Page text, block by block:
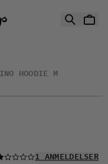
HOODIE M
LES ALLE
1 ANMELDELSER